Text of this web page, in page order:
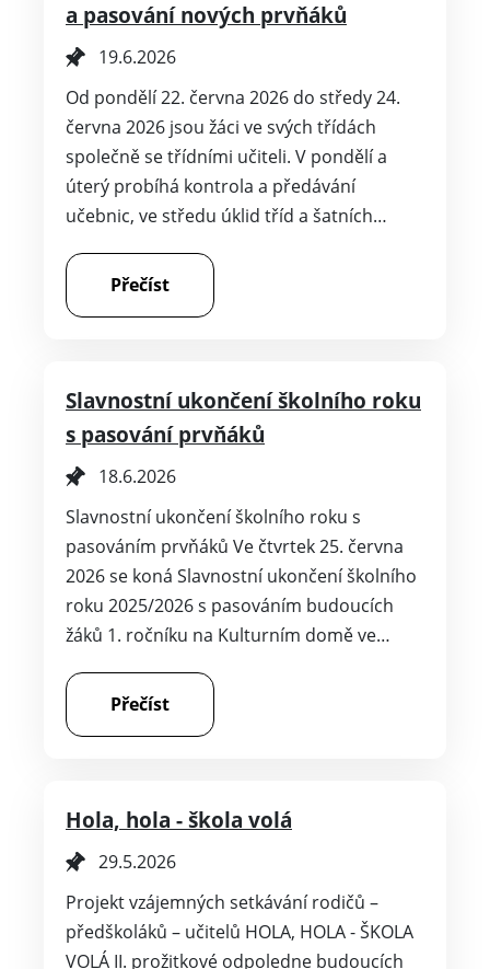
a pasování nových prvňáků
19.6.2026
Od pondělí 22. června 2026 do středy 24.
června 2026 jsou žáci ve svých třídách
společně se třídními učiteli. V pondělí a
úterý probíhá kontrola a předávání
učebnic, ve středu úklid tříd a šatních…
Přečíst
Slavnostní ukončení školního roku
s pasování prvňáků
18.6.2026
Slavnostní ukončení školního roku s
pasováním prvňáků Ve čtvrtek 25. června
2026 se koná Slavnostní ukončení školního
roku 2025/2026 s pasováním budoucích
žáků 1. ročníku na Kulturním domě ve…
Přečíst
Hola, hola - škola volá
29.5.2026
Projekt vzájemných setkávání rodičů –
předškoláků – učitelů HOLA, HOLA - ŠKOLA
VOLÁ II. prožitkové odpoledne budoucích